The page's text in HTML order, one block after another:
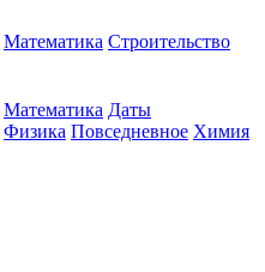
Математика Строительство
Математика Даты
Физика Повседневное Химия